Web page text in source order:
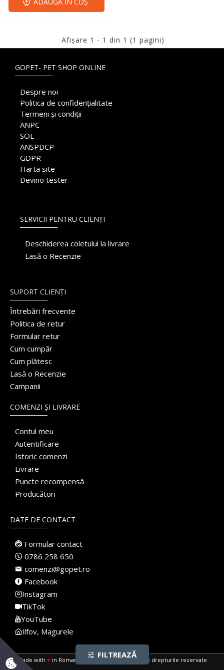
Afişare 1 - 1 din 1 (1 pagini)
GOPET- PET SHOP ONLINE
Despre noi
Politica de confidențialitate
Termeni și condiții
ANPC
SOL
ANSPDCP
GDPR
Harta site
Devino tester
SERVICII PENTRU CLIENȚI
Deschiderea coletului la livrare
Lasă o Recenzie
SUPORT CLIENȚI
Întrebări frecvente
Politica de retur
Formular retur
Cum cumpăr
Cum plătesc
Lasă o Recenzie
Campanii
COMENZI ȘI LIVRARE
Contul meu
Autentificare
Istoric comenzi
Livrare
Puncte recompensă
Producători
DATE DE CONTACT
Formular contact
0786 258 650
comenzi@gopet.ro
Facebook
Instagram
TikTok
YouTube
Ilfov, Magurele
Made with ♥ in Romania · Pet Shop Online · Toate drepturile rezervate
FILTREAZĂ